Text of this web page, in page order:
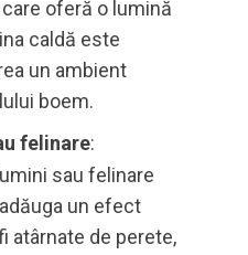
oferă o lumină
caldă este
un ambient
boem.
felinare:
sau felinare
un efect
atârnate de perete,